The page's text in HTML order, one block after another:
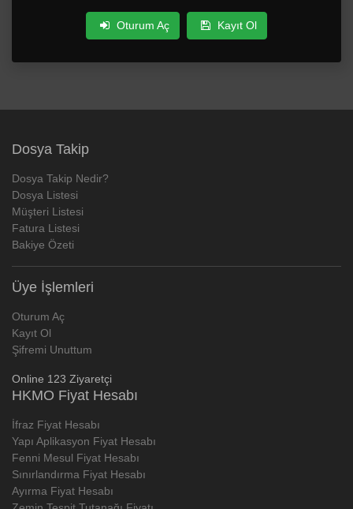
Oturum Aç Kayıt Ol
Dosya Takip
Dosya Takip Nedir?
Dosya Listesi
Müşteri Listesi
Fatura Listesi
Bakiye Özeti
Üye İşlemleri
Oturum Aç
Kayıt Ol
Şifremi Unuttum
Online 123 Ziyaretçi
HKMO Fiyat Hesabı
İfraz Fiyat Hesabı
Yapı Aplikasyon Fiyat Hesabı
Fenni Mesul Fiyat Hesabı
Sınırlandırma Fiyat Hesabı
Ayırma Fiyat Hesabı